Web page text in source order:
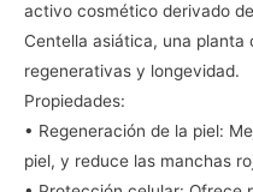
activo cosmético derivado
Centella asiática, una planta
regenerativas y longevidad.
Propiedades:
• Regeneración de la piel:
piel, y reduce las manchas